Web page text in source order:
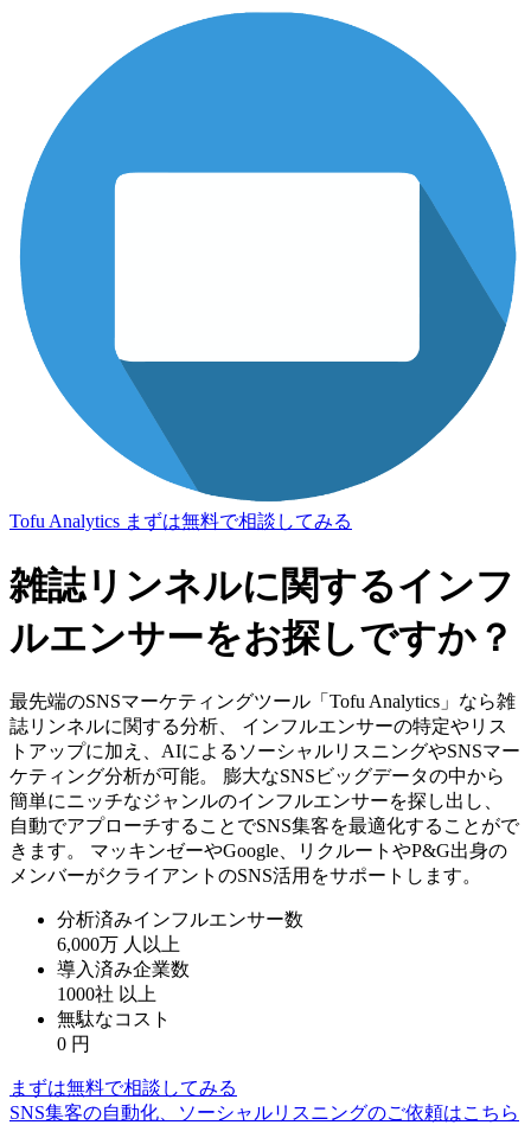
Tofu Analytics まずは無料で相談してみる
雑誌リンネルに関するインフ
ルエンサーをお探しですか？
最先端のSNSマーケティングツール「Tofu Analytics」なら雑
誌リンネルに関する分析、 インフルエンサーの特定やリス
トアップに加え、AIによるソーシャルリスニングやSNSマー
ケティング分析が可能。 膨大なSNSビッグデータの中から
簡単にニッチなジャンルのインフルエンサーを探し出し、
自動でアプローチすることでSNS集客を最適化することがで
きます。 マッキンゼーやGoogle、リクルートやP&G出身の
メンバーがクライアントのSNS活用をサポートします。
分析済みインフルエンサー数
6,000万 人以上
導入済み企業数
1000社 以上
無駄なコスト
0 円
まずは無料で相談してみる
SNS集客の自動化、ソーシャルリスニングのご依頼はこちら